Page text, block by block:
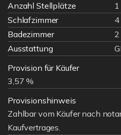
Anzahl Stellplätze
1
Schlafzimmer
4
Badezimmer
2
Ausstattung
Provision für Käufer
3,57 %
Provisionshinweis
Zahlbar vom Käufer nach
Kaufvertrages.